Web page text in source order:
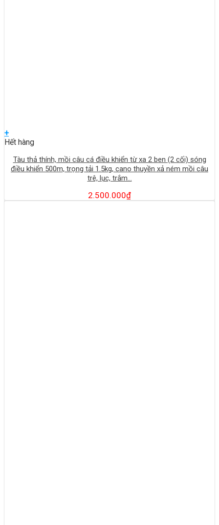
+
Hết hàng
Tàu thả thính, mồi câu cá điều khiển từ xa 2 ben (2 cối) sóng
điều khiển 500m, trọng tải 1.5kg, cano thuyền xả ném mồi câu
trê, lục, trắm…
2.500.000₫